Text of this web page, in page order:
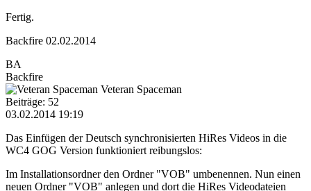
Fertig.
Backfire 02.02.2014
BA
Backfire
Veteran Spaceman
Beiträge: 52
03.02.2014 19:19
Das Einfügen der Deutsch synchronisierten HiRes Videos in die
WC4 GOG Version funktioniert reibungslos:
Im Installationsordner den Ordner "VOB" umbenennen. Nun einen
neuen Ordner "VOB" anlegen und dort die HiRes Videodateien